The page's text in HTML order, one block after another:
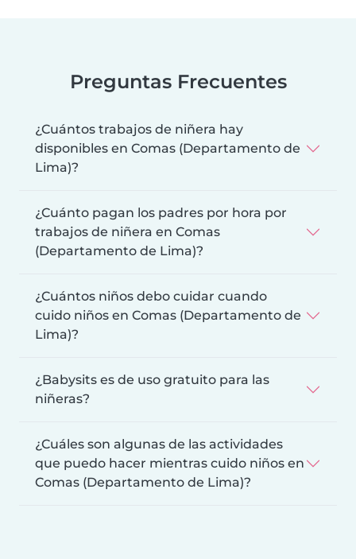
Preguntas Frecuentes
¿Cuántos trabajos de niñera hay
disponibles en Comas (Departamento de
Lima)?
¿Cuánto pagan los padres por hora por
trabajos de niñera en Comas
(Departamento de Lima)?
¿Cuántos niños debo cuidar cuando
cuido niños en Comas (Departamento de
Lima)?
¿Babysits es de uso gratuito para las
niñeras?
¿Cuáles son algunas de las actividades
que puedo hacer mientras cuido niños en
Comas (Departamento de Lima)?